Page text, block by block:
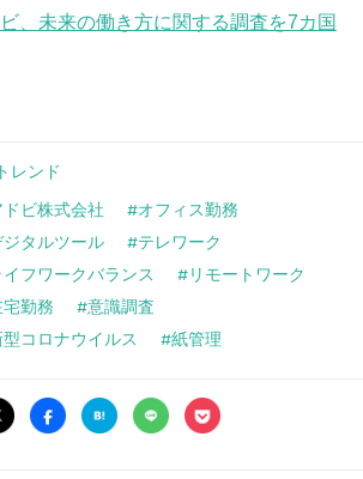
、未来の働き方に関する調査を7カ国
レンド
ドビ株式会社
オフィス勤務
ジタルツール
テレワーク
イフワークバランス
リモートワーク
宅勤務
意識調査
型コロナウイルス
紙管理